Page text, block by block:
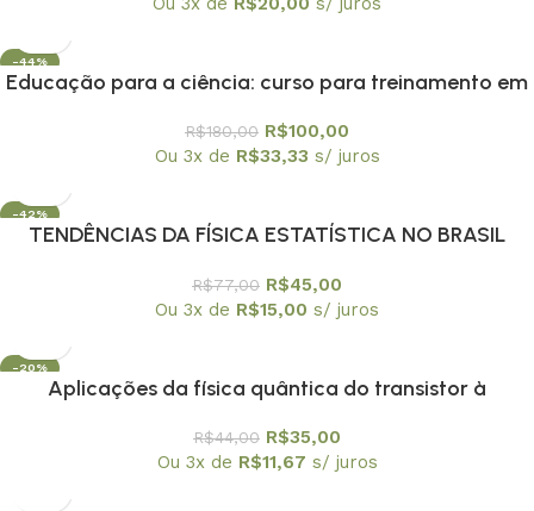
-44%
Educação para a ciência: curso para treinamento em
R$180,00 R$100,00
Ou 3x de R$33,33 s/ juros
-42%
TENDÊNCIAS DA FÍSICA ESTATÍSTICA NO BRASIL
R$77,00 R$45,00
Ou 3x de R$15,00 s/ juros
-20%
Aplicações da física quântica do transistor à
SBF
R$44,00 R$35,00
Ou 3x de R$11,67 s/ juros